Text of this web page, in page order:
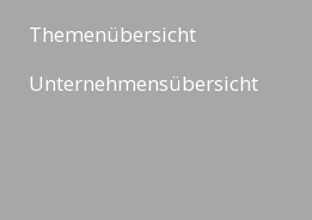
Themenübersicht
Unternehmensübersicht